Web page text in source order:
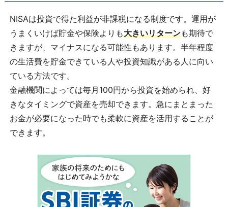
NISAは投資で得た利益が非課税になる制度です。運用が
うまくいけば貯金や保険よりも大きいリターンも期待で
きますが、マイナスになる可能性もあります。半年程度
の生活費を貯金できている人や投資知識がある人に向い
ている方法です。
金融機関によっては毎月100円から投資を始められ、好
きなタイミングで資産を売却できます。急にまとまった
お金が必要になった時でも柔軟に資産を活用することが
できます。